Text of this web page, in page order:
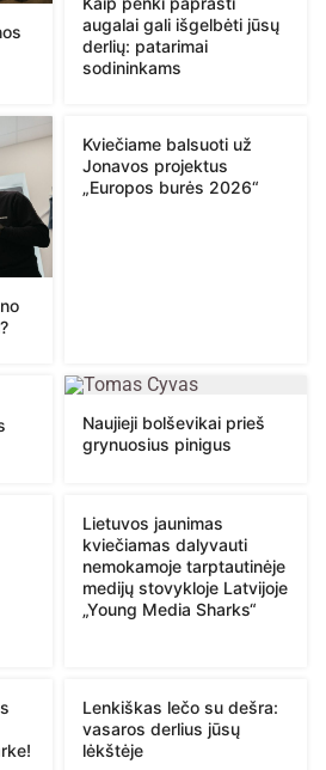
augalai gali išgelbėti jūsų
derlių: patarimai
sodininkams
Kviečiame balsuoti už
Jonavos projektus
„Europos burės 2026“
Naujieji bolševikai prieš
grynuosius pinigus
Lietuvos jaunimas
kviečiamas dalyvauti
nemokamoje tarptautinėje
medijų stovykloje Latvijoje
„Young Media Sharks“
Lenkiškas lečo su dešra:
vasaros derlius jūsų
lėkštėje